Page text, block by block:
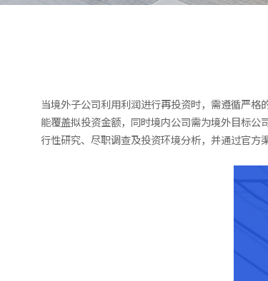
当境外子公司利用利润进行再投资时，需遵循严
能覆盖拟投资金额，同时境内公司需为境外目标
行性研究、尽职调查及投资环境分析，并通过官方